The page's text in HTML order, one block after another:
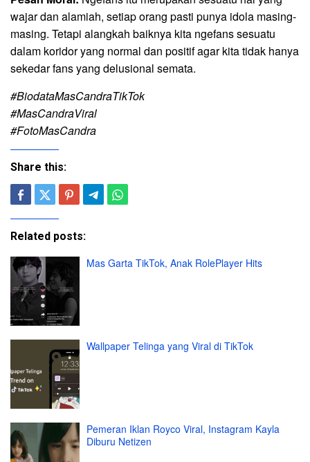
wajar dan alamiah, setiap orang pasti punya idola masing-
masing. Tetapi alangkah baiknya kita ngefans sesuatu
dalam koridor yang normal dan positif agar kita tidak hanya
sekedar fans yang delusional semata.
#BiodataMasCandraTikTok
#MasCandraViral
#FotoMasCandra
Share this:
Related posts:
Mas Garta TikTok, Anak RolePlayer Hits
Wallpaper Telinga yang Viral di TikTok
Pemeran Iklan Royco Viral, Instagram Kayla
Diburu Netizen